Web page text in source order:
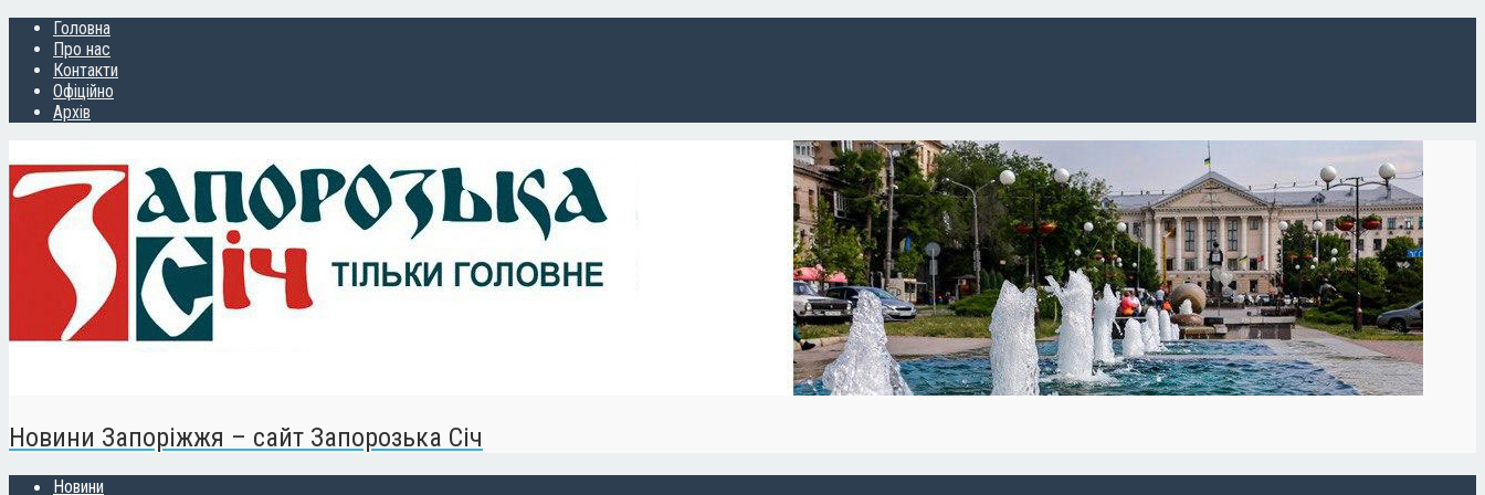
Головна
Про нас
Контакти
Офіційно
Архів
Новини Запоріжжя – сайт Запорозька Січ
Новини